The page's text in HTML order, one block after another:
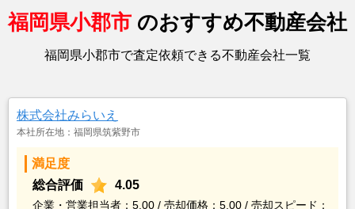
福岡県小郡市 のおすすめ不動産会社
福岡県小郡市で査定依頼できる不動産会社一覧
株式会社みらいえ
本社所在地：福岡県筑紫野市
満足度
総合評価
4.05
企業・営業担当者：5.00 / 売却価格：5.00 / 売却スピード：